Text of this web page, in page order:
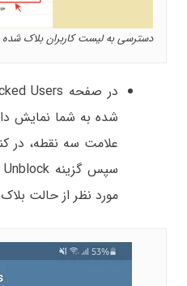
دسترسی به لیست کاربران بلاک شده
شده به شما نمایش
علامت سه نقطه، در
مورد نظر از حالت